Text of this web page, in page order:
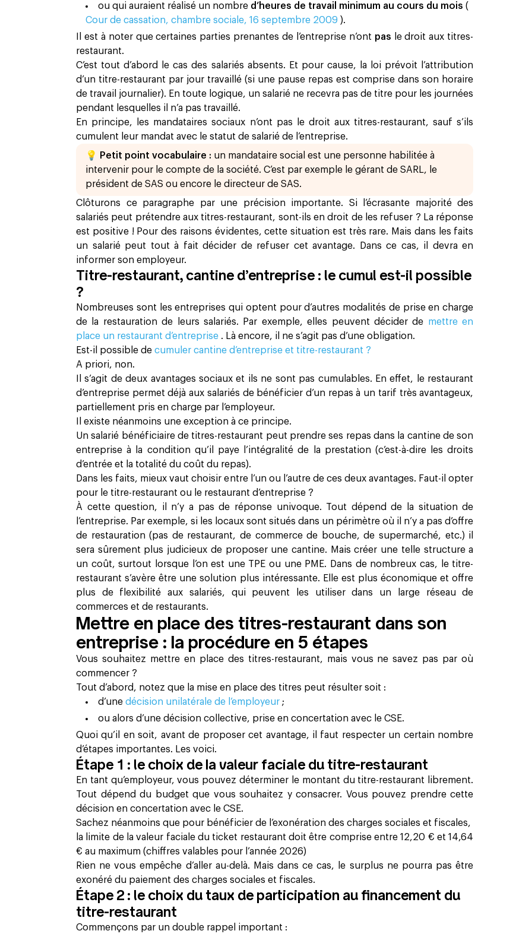
ou qui auraient réalisé un nombre d’heures de travail minimum au cours du mois (
Cour de cassation, chambre sociale, 16 septembre 2009 ).
Il est à noter que certaines parties prenantes de l’entreprise n’ont pas
le droit aux titres-
restaurant.
C’est tout d’abord le cas des salariés absents. Et pour cause, la loi prévoit l’attribution
d’un titre-restaurant par jour travaillé (si une pause repas est comprise dans son horaire
de travail journalier). En toute logique, un salarié ne recevra pas de titre pour les journées
pendant lesquelles il n’a pas travaillé.
En principe, les mandataires sociaux n’ont pas le droit aux titres-restaurant, sauf s’ils
cumulent leur mandat avec le statut de salarié de l’entreprise.
💡 Petit point vocabulaire : un mandataire social est une personne habilitée à
intervenir pour le compte de la société. C’est par exemple le gérant de SARL, le
président de SAS ou encore le directeur de SAS.
Clôturons ce paragraphe par une précision importante. Si l’écrasante majorité des
salariés peut prétendre aux titres-restaurant, sont-ils en droit de les refuser ? La réponse
est positive ! Pour des raisons évidentes, cette situation est très rare. Mais dans les faits
un salarié peut tout à fait décider de refuser cet avantage. Dans ce cas, il devra en
informer son employeur.
Titre-restaurant, cantine d’entreprise : le cumul est-il possible
?
Nombreuses sont les entreprises qui optent pour d’autres modalités de prise en charge
de la restauration de leurs salariés. Par exemple, elles peuvent décider de mettre en
place un restaurant d’entreprise . Là encore, il ne s’agit pas d’une obligation.
Est-il possible de cumuler cantine d’entreprise et titre-restaurant ?
A priori, non.
Il s’agit de deux avantages sociaux et ils ne sont pas cumulables. En effet, le restaurant
d’entreprise permet déjà aux salariés de bénéficier d’un repas à un tarif très avantageux,
partiellement pris en charge par l’employeur.
Il existe néanmoins une exception à ce principe.
Un salarié bénéficiaire de titres-restaurant peut prendre ses repas dans la cantine de son
entreprise à la condition qu’il paye l’intégralité de la prestation (c’est-à-dire les droits
d’entrée et la totalité du coût du repas).
Dans les faits, mieux vaut choisir entre l’un ou l’autre de ces deux avantages. Faut-il opter
pour le titre-restaurant ou le restaurant d’entreprise ?
À cette question, il n’y a pas de réponse univoque. Tout dépend de la situation de
l’entreprise. Par exemple, si les locaux sont situés dans un périmètre où il n’y a pas d’offre
de restauration (pas de restaurant, de commerce de bouche, de supermarché, etc.) il
sera sûrement plus judicieux de proposer une cantine. Mais créer une telle structure a
un coût, surtout lorsque l’on est une TPE ou une PME. Dans de nombreux cas, le titre-
restaurant s’avère être une solution plus intéressante. Elle est plus économique et offre
plus de flexibilité aux salariés, qui peuvent les utiliser dans un large réseau de
commerces et de restaurants.
Mettre en place des titres-restaurant dans son
entreprise : la procédure en 5 étapes
Vous souhaitez mettre en place des titres-restaurant, mais vous ne savez pas par où
commencer ?
Tout d’abord, notez que la mise en place des titres peut résulter soit :
d’une décision unilatérale de l’employeur ;
ou alors d’une décision collective, prise en concertation avec le CSE.
Quoi qu’il en soit, avant de proposer cet avantage, il faut respecter un certain nombre
d’étapes importantes. Les voici.
Étape 1 : le choix de la valeur faciale du titre-restaurant
En tant qu’employeur, vous pouvez déterminer le montant du titre-restaurant librement.
Tout dépend du budget que vous souhaitez y consacrer. Vous pouvez prendre cette
décision en concertation avec le CSE.
Sachez néanmoins que pour bénéficier de l’exonération des charges sociales et fiscales,
la limite de la valeur faciale du ticket restaurant doit être comprise entre12,20 € et14,64
€ au maximum (chiffres valables pour l’année 2026)
Rien ne vous empêche d’aller au-delà. Mais dans ce cas, le surplus ne pourra pas être
exonéré du paiement des charges sociales et fiscales.
Étape 2 : le choix du taux de participation au financement du
titre-restaurant
Commençons par un double rappel important :